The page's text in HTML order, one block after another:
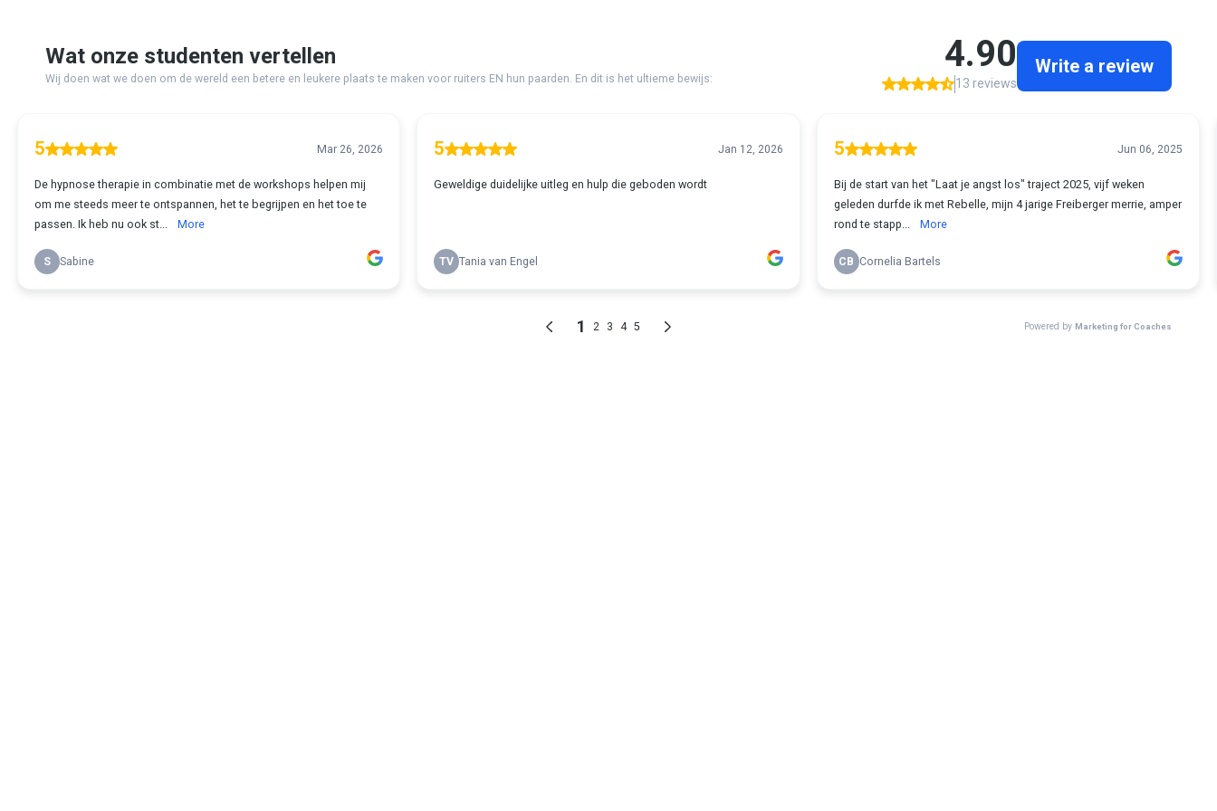
Wat onze studenten vertellen
Wij doen wat we doen om de wereld een betere en leukere plaats te maken voor ruiters EN hun paarden. En dit is het ultieme bewijs:
4.90
13 reviews
Write a review
5 Mar 26, 2026
De hypnose therapie in combinatie met de workshops helpen mij
om me steeds meer te ontspannen, het te begrijpen en het toe te
passen. Ik heb nu ook st...
More
S Sabine
5 Jan 12, 2026
Geweldige duidelijke uitleg en hulp die geboden wordt
TV Tania van Engel
5 Jun 06, 2025
Bij de start van het "Laat je angst los" traject 2025, vijf weken
geleden durfde ik met Rebelle, mijn 4 jarige Freiberger merrie, amper
rond te stapp...
More
CB Cornelia Bartels
1 2 3 4 5 Powered by Marketing for Coaches